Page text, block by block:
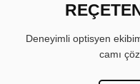
Deneyimli optisyen
camı